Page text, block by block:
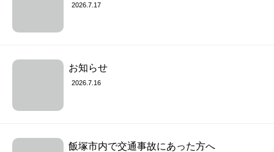
2026.7.17
お知らせ
2026.7.16
飯塚市内で交通事故にあった方へ